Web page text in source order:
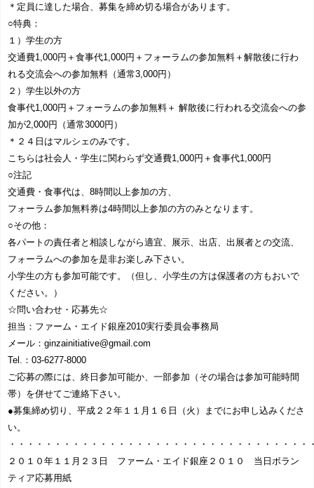
＊定員に達した場合、募集を締め切る場合があります。
○特典：
１）学生の方
交通費1,000円＋食事代1,000円＋フォーラムの参加無料＋解散後に行わ
れる交流会への参加無料（通常3,000円）
２）学生以外の方
食事代1,000円＋フォーラムの参加無料＋ 解散後に行われる交流会への参
加が2,000円（通常3000円）
＊２４日はマルシェのみです。
こちらは社会人・学生に関わらず交通費1,000円＋食事代1,000円
○注記
交通費・食事代は、8時間以上参加の方、
フォーラム参加無料券は4時間以上参加の方のみとなります。
○その他：
各パートの責任者と相談しながら適宜、展示、出店、出展者との交流、
フォーラムへの参加を是非お楽しみ下さい。
小学生の方も参加可能です。（但し、小学生の方は保護者の方もおいで
ください。）
☆問い合わせ・応募先☆
担当：ファーム・エイド銀座2010実行委員会事務局
メール：ginzainitiative@gmail.com
Tel.：03-6277-8000
ご応募の際には、終日参加可能か、一部参加（その場合は参加可能時間
帯）を併せてご連絡下さい。
●募集締め切り、平成２２年１１月１６日（火）までにお申し込みくださ
い。
・・・・・・・・・・・・・・・・・・・・・・・・・・・・・・・・・
２０１０年１１月２３日 ファーム・エイド銀座２０１０ 当日ボラン
ティア応募用紙